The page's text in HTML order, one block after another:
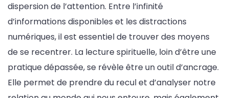
dispersion de l’attention. Entre l’infinité
d’informations disponibles et les distractions
numériques, il est essentiel de trouver des moyens
de se recentrer. La lecture spirituelle, loin d’être une
pratique dépassée, se révèle être un outil d’ancrage.
Elle permet de prendre du recul et d’analyser notre